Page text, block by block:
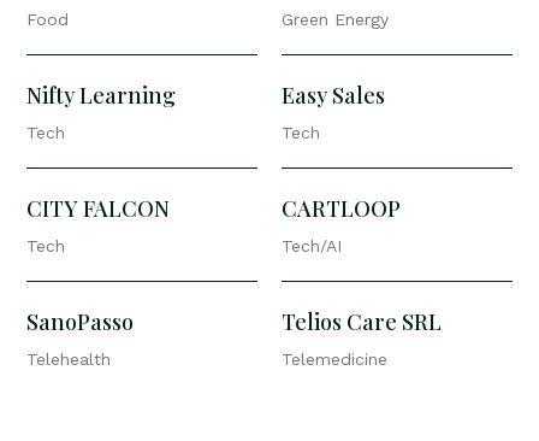
Food Green Energy
Nifty Learning
Tech
Easy Sales
Tech
CITY FALCON
Tech
CARTLOOP
Tech/AI
SanoPasso
Telehealth
Telios Care SRL
Telemedicine